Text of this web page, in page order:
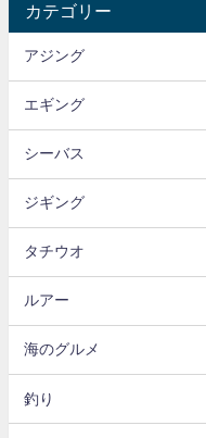
カテゴリー
アジング
エギング
シーバス
ジギング
タチウオ
ルアー
海のグルメ
釣り